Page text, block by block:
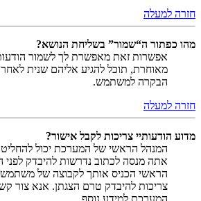
חזרה למעלה
מהו כפתור ה“שמור” בשליחת הנושא?
אפשרות זאת מאפשרת לך לשמור
מאוחרת, תוכל להגיע אליהם שנית
הבקרה למשתמש.
חזרה למעלה
מדוע הודעותיי צריכות לקבל אישור?
המנהל הראשי של המערכת יכול להחליט
אתה מנסה לכתוב נדרשות להיבדק לפני
הראשי הכניס אותך לקבוצה של
צריכות להיבדק טרם הצגתן. אנא צור